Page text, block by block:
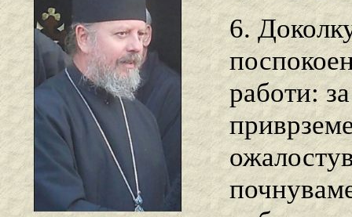
6.
работи: